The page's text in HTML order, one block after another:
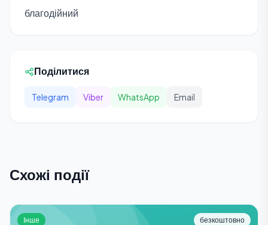
благодійний
Поділитися
Telegram Viber WhatsApp Email
Схожі події
Інше безкоштовно